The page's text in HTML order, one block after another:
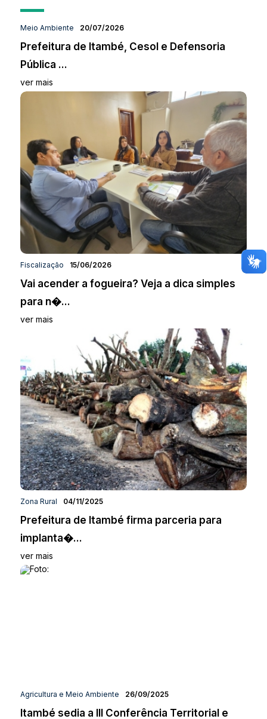
Meio Ambiente 20/07/2026
Prefeitura de Itambé, Cesol e Defensoria
Pública ...
ver mais
Fiscalização 15/06/2026
Vai acender a fogueira? Veja a dica simples
para n�...
ver mais
Zona Rural 04/11/2025
Prefeitura de Itambé firma parceria para
implanta�...
ver mais
Agricultura e Meio Ambiente 26/09/2025
Itambé sedia a III Conferência Territorial e